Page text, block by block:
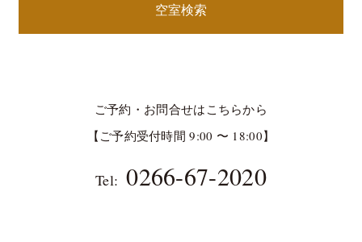
空室検索
ご予約・お問合せはこちらから
【ご予約受付時間 9:00 〜 18:00】
Tel: 0266-67-2020